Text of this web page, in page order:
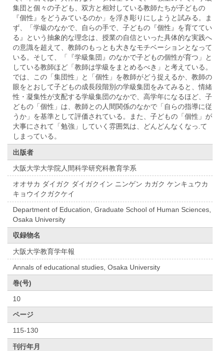
集団と個々の子ども、双方と相対している教師たちが子どもの
『個性』をどうみているのか」を浮き彫りにしようと試みる。ま
ず、「学級のなかで、自らの手で、子どもの『個性』を育ててい
る』という抽象的な理念は、授業の自信といった具体的な実践へ
の意識を超えて、教師のもっとも大きなモチベーションとなって
いる。そして、「『学級集団』のなかで子どもの個性が育つ」と
している教師ほど「教師は学級をまとめるべき」と考えている。
では、この「集団性」と「個性」を教師がどう捉えるか、教師の
眼をとおして子どもの成長段階別の学級集団をみてみると、情緒
性・凝集性が支配する学級集団のなかで、高学年になるほど、子
どもの「個性」は、教師との人間関係のなかで「自らの指導に従
うか」を基準として評価されている。また、子どもの「個性」が
大事にされて「勉強」していく雰囲気は、どんどんなくなっ.て
しまっている。
出版者
大阪大学大学院人間科学研究科教育学系
オオサカ ダイガク ダイガクイン ニンゲン カガク ケンキュウカ
キョウイクガクケイ
Department of Education, Graduate School of Human Sciences,
Osaka University
収録物名
大阪大学教育学年報
Annals of educational studies, Osaka University
巻(号)
10
ページ
115-130
刊行年月